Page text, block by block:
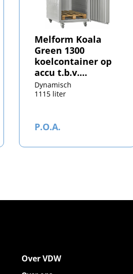
Melform Koala
Green 1300
koelcontainer op
accu t.b.v.
europallet
Dynamisch
1115 liter
P.O.A.
Over VDW